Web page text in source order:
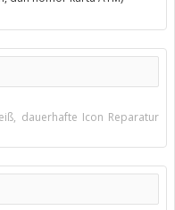
dauerhafte Icon Reparatur